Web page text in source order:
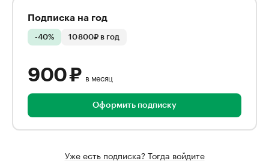
Подписка на год
-40% 10 800₽ в год
900 ₽ в месяц
Оформить подписку
Уже есть подписка? Тогда войдите